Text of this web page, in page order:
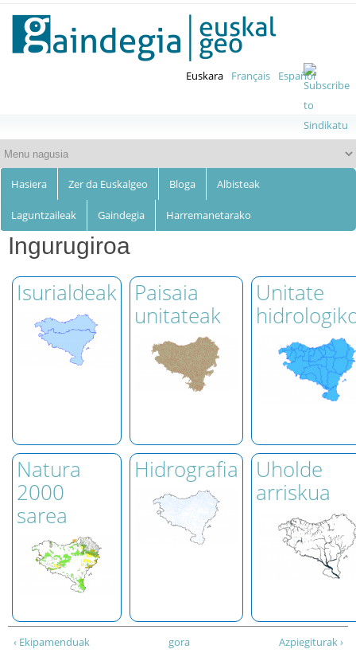
main
content
Euskalgeo
Euskara Français Español
Hasiera Zer da Euskalgeo Bloga Albisteak
Laguntzaileak Gaindegia Harremanetarako
Ingurugiroa
Isurialdeak
Paisaia
unitateak
Unitate
Natura
2000
sarea
Hidrografia
Uholde
arriskua
‹ Ekipamenduak gora Azpiegiturak ›